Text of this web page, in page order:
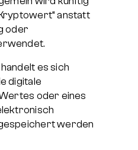
anstatt
oder
es sich
digitale
oder eines
werden